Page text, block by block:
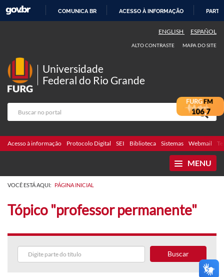
COMUNICA BR ACESSO À INFORMAÇÃO
ENGLISH ESPAÑOL
ALTO CONTRASTE MAPA DO SITE
Universidade
Federal do Rio Grande
Acesso à informação Protocolo Digital SEI Biblioteca Sistemas Webmail
MENU
VOCÊ ESTÁ AQUI: PÁGINA INICIAL
Tópico "professor permanente"
Buscar